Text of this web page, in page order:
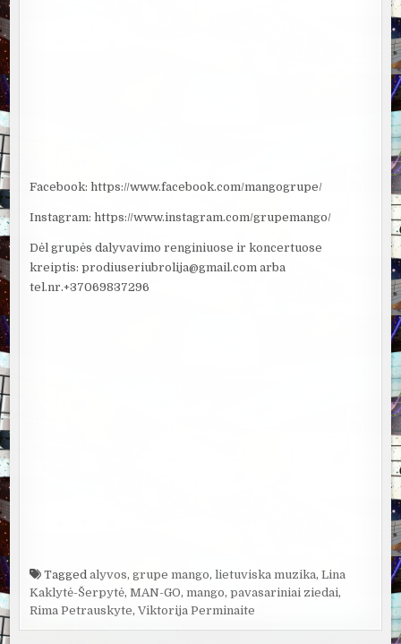
Facebook: https://www.facebook.com/mangogrupe/
Instagram: https://www.instagram.com/grupemango/
Dėl grupės dalyvavimo renginiuose ir koncertuose
kreiptis: prodiuseriubrolija@gmail.com arba
tel.nr.+37069837296
Taggedalyvos,grupe mango,lietuviska muzika,Lina
Kaklytė-Šerpytė,MAN-GO,mango,pavasariniai ziedai,
Rima Petrauskyte,Viktorija Perminaite